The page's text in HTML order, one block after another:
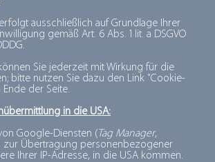
ausschließlich auf Grundlage Ihrer
gemäß Art. 6 Abs. 1 lit. a DSGVO
Sie jederzeit mit Wirkung für die
bitte nutzen Sie dazu den Link "Cookie-
Ende der Seite.
in die USA:
Google-Diensten (Tag Manager,
zur Übertragung personenbezogener
Ihrer IP-Adresse, in die USA kommen.
Login berechtigt. Anschliessend
sich ein neues dauerhaftes
diese Angaben vergessen, wenden
aninfos@tiefkuehlkost.de)